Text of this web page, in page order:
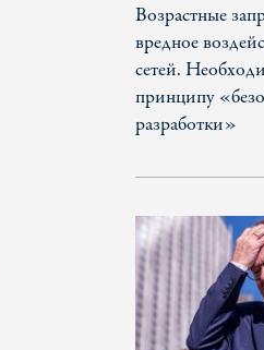
Возрастные
вредное
сетей.
принципу
разработки»